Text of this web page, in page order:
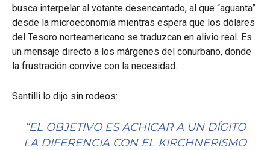
busca interpelar al votante desencantado, al que “aguanta”
desde la microeconomía mientras espera que los dólares
del Tesoro norteamericano se traduzcan en alivio real. Es
un mensaje directo a los márgenes del conurbano, donde
la frustración convive con la necesidad.
Santilli lo dijo sin rodeos:
“EL OBJETIVO ES ACHICAR A UN DÍGITO
LA DIFERENCIA CON EL KIRCHNERISMO